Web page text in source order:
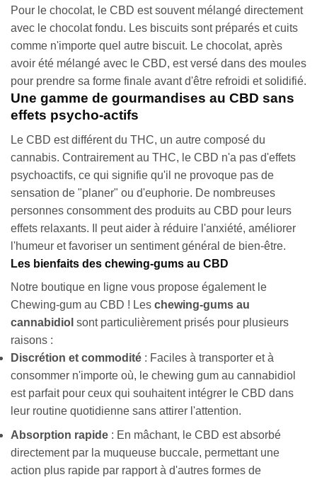
Pour le chocolat, le CBD est souvent mélangé directement
avec le chocolat fondu. Les biscuits sont préparés et cuits
comme n'importe quel autre biscuit. Le chocolat, après
avoir été mélangé avec le CBD, est versé dans des moules
pour prendre sa forme finale avant d'être refroidi et solidifié.
Une gamme de gourmandises au CBD sans
effets psycho-actifs
Le CBD est différent du THC, un autre composé du
cannabis. Contrairement au THC, le CBD n'a pas d'effets
psychoactifs, ce qui signifie qu'il ne provoque pas de
sensation de "planer" ou d'euphorie. De nombreuses
personnes consomment des produits au CBD pour leurs
effets relaxants. Il peut aider à réduire l'anxiété, améliorer
l'humeur et favoriser un sentiment général de bien-être.
Les bienfaits des chewing-gums au CBD
Notre boutique en ligne vous propose également le
Chewing-gum au CBD ! Les chewing-gums au
cannabidiol sont particulièrement prisés pour plusieurs
raisons :
Discrétion et commodité : Faciles à transporter et à
consommer n'importe où, le chewing gum au cannabidiol
est parfait pour ceux qui souhaitent intégrer le CBD dans
leur routine quotidienne sans attirer l'attention.
Absorption rapide : En mâchant, le CBD est absorbé
directement par la muqueuse buccale, permettant une
action plus rapide par rapport à d'autres formes de